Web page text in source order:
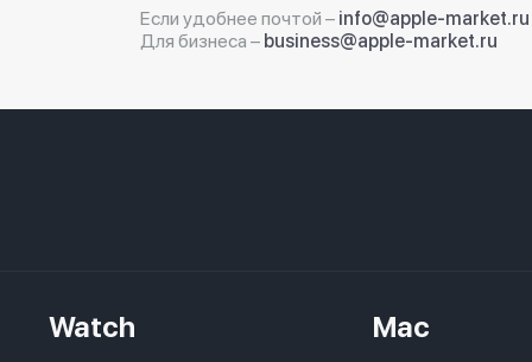
Если удобнее почтой – info@apple-market.ru
Для бизнеса – business@apple-market.ru
Watch Mac